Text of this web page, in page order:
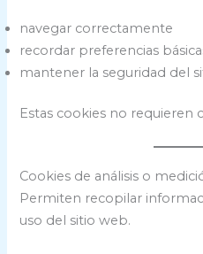
navegar correctamente
recordar preferencias
mantener la seguridad del
Estas cookies no requieren
Cookies de análisis o
Permiten recopilar
uso del sitio web.